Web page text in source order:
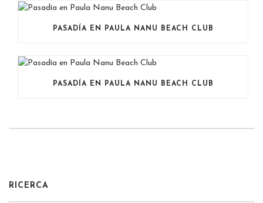
PASADÍA EN PAULA NANU BEACH CLUB
PASADÍA EN PAULA NANU BEACH CLUB
RICERCA